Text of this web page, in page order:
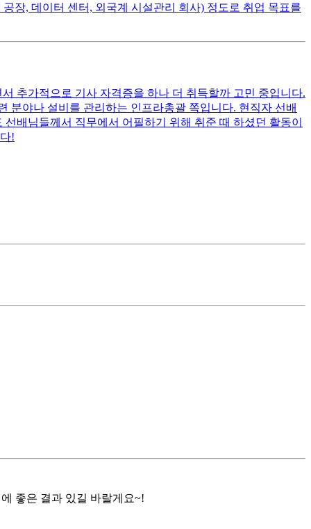
장, 데이터 센터, 외국계 시설관리 회사) 정도로 취업 목표를
추가적으로 기사 자격증을 하나 더 취득할까 고민 중입니다.
분야나 설비를 관리하는 인프라총괄 쪽입니다. 현직자 선배
배님들께서 직무에서 어필하기 위해 취준 때 하셨던 활동이
!
좋은 결과 있길 바랄게요~!